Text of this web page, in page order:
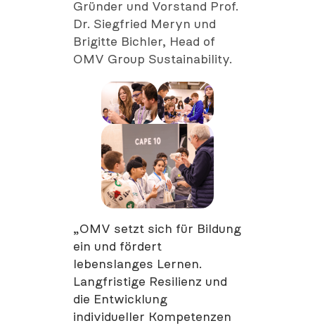
Gründer und Vorstand Prof.
Dr. Siegfried Meryn und
Brigitte Bichler, Head of
OMV Group Sustainability.
„OMV setzt sich für Bildung
ein und fördert
lebenslanges Lernen.
Langfristige Resilienz und
die Entwicklung
individueller Kompetenzen